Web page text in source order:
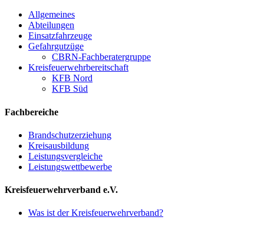
Allgemeines
Abteilungen
Einsatzfahrzeuge
Gefahrgutzüge
CBRN-Fachberatergruppe
Kreisfeuerwehrbereitschaft
KFB Nord
KFB Süd
Fachbereiche
Brandschutzerziehung
Kreisausbildung
Leistungsvergleiche
Leistungswettbewerbe
Kreisfeuerwehrverband e.V.
Was ist der Kreisfeuerwehrverband?